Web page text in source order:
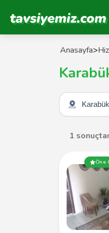
Tavsiyemiz Anasayfa
Anasayfa>
Şehir seçin
1
Öne